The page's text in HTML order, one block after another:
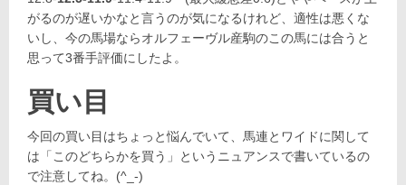
がるのが遅いかなと言うのが気になるけれど、適性は悪くな
いし、今の馬場ならオルフェーヴル産駒のこの馬には合うと
思って3番手評価にしたよ。
買い目
今回の買い目はちょっと悩んでいて、馬連とワイドに関して
は「このどちらかを買う」というニュアンスで書いているの
で注意してね。(^_-)